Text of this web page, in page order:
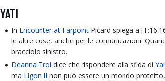
YATI
In Encounter at Farpoint Picard spiega a
le altre cose, anche per le comunicazioni.
bracciolo sinistro.
Deanna Troi dice che rispondere alla sfida di
ma Ligon II non può essere un mondo